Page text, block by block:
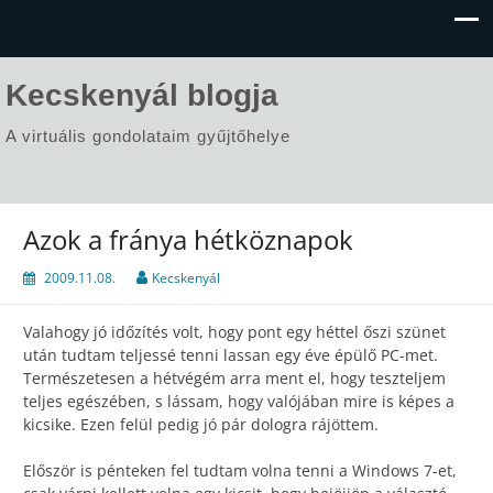
Kecskenyál blogja
A virtuális gondolataim gyűjtőhelye
Azok a fránya hétköznapok
2009.11.08. Kecskenyál
Valahogy jó időzítés volt, hogy pont egy héttel őszi szünet
után tudtam teljessé tenni lassan egy éve épülő PC-met.
Természetesen a hétvégém arra ment el, hogy teszteljem
teljes egészében, s lássam, hogy valójában mire is képes a
kicsike. Ezen felül pedig jó pár dologra rájöttem.
Először is pénteken fel tudtam volna tenni a Windows 7-et,